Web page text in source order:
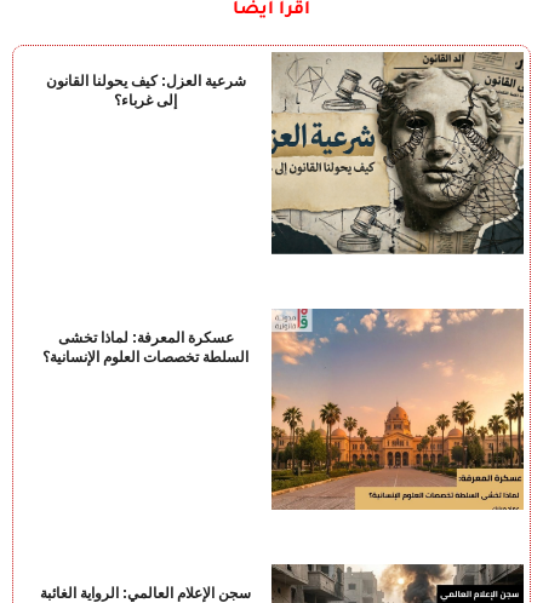
اقرأ أيضًا
شرعية العزل: كيف يحولنا القانون
إلى غرباء؟
عسكرة المعرفة: لماذا تخشى
السلطة تخصصات العلوم الإنسانية؟
سجن الإعلام العالمي: الرواية الغائبة